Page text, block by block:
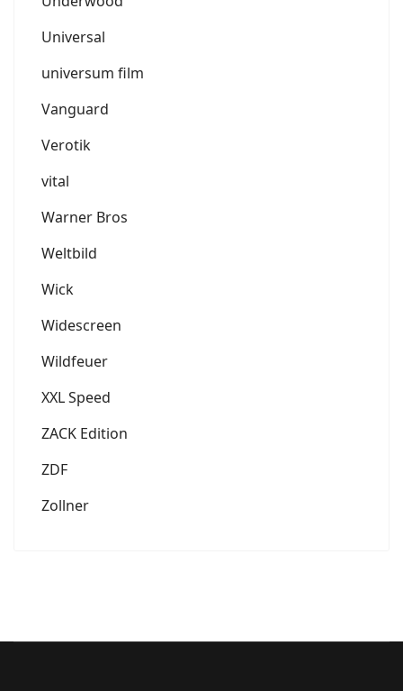
Universal
universum film
Vanguard
Verotik
vital
Warner Bros
Weltbild
Wick
Widescreen
Wildfeuer
XXL Speed
ZACK Edition
ZDF
Zollner